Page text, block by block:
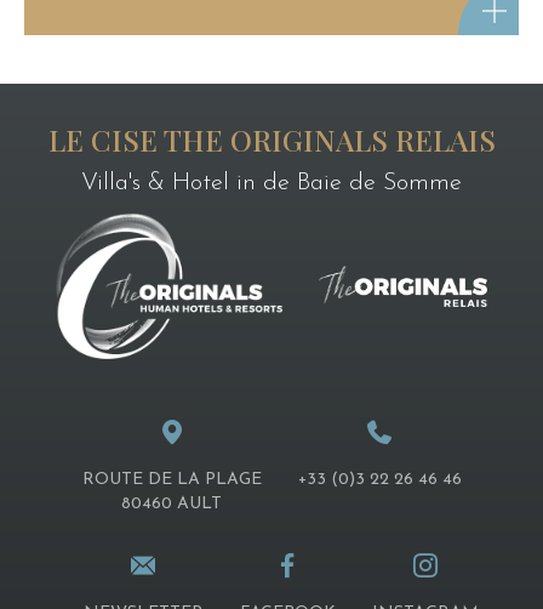
LE CISE THE ORIGINALS RELAIS
Villa's & Hotel in de Baie de Somme
ROUTE DE LA PLAGE
80460 AULT
+33 (0)3 22 26 46 46